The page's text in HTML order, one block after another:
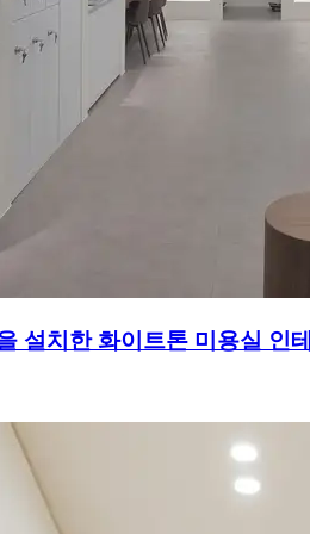
설치한 화이트톤 미용실 인